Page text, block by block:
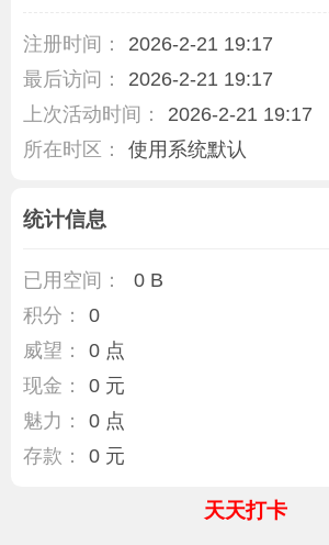
注册时间：
2026-2-21 19:17
最后访问：
2026-2-21 19:17
上次活动时间：
2026-2-21 19:17
所在时区：
使用系统默认
统计信息
已用空间：
0 B
积分：
0
威望：
0 点
现金：
0 元
魅力：
0 点
存款：
0 元
天天打卡